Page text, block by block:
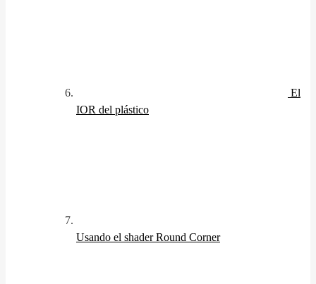
El
IOR del plástico
Usando el shader Round Corner